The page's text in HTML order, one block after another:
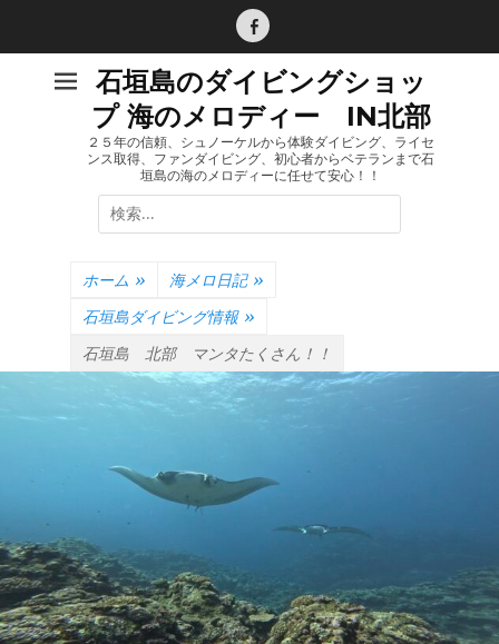
Facebook
石垣島のダイビングショッ
プ 海のメロディー IN北部
２５年の信頼、シュノーケルから体験ダイビング、ライセ
ンス取得、ファンダイビング、初心者からベテランまで石
垣島の海のメロディーに任せて安心！！
検
索:
ホーム » 海メロ日記 »
石垣島ダイビング情報 »
石垣島 北部 マンタたくさん！！